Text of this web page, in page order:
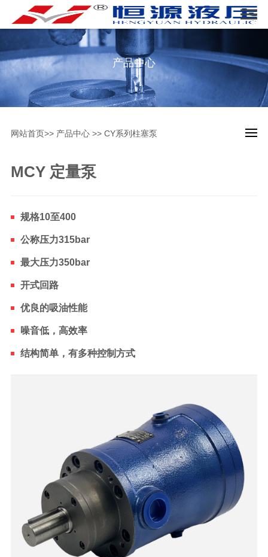
产品中心
网站首页>> 产品中心>> CY系列柱塞泵
MCY 定量泵
规格10至400
公称压力315bar
最大压力350bar
开式回路
优良的吸油性能
噪音低，高效率
结构简单，有多种控制方式